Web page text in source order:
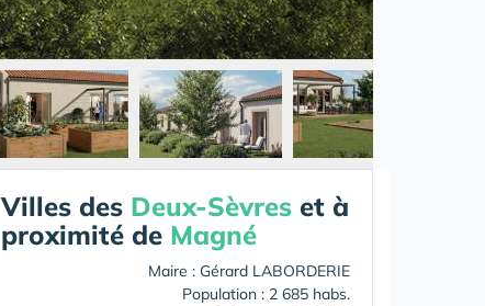
Villes des Deux-Sèvres et à
proximité de Magné
Maire : Gérard LABORDERIE
Population : 2 685 habs.